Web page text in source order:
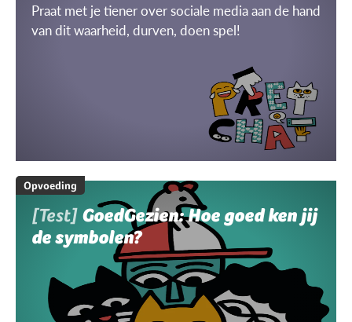
Praat met je tiener over sociale media aan de hand
van dit waarheid, durven, doen spel!
Opvoeding
[Test] GoedGezien: Hoe goed ken jij
de symbolen?